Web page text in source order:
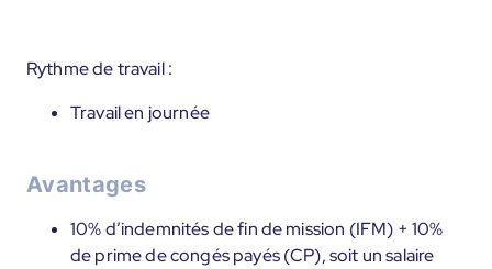
Rythme de travail :
Travail en journée
Avantages
10% d’indemnités de fin de mission (IFM) + 10%
de prime de congés payés (CP), soit un salaire